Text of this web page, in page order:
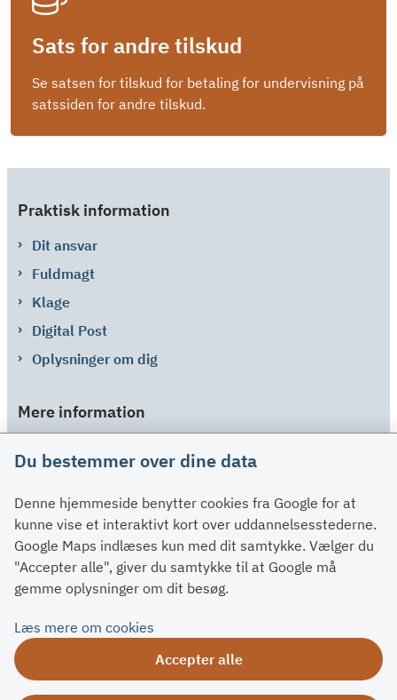
Sats for andre tilskud
Se satsen for tilskud for betaling for undervisning på
satssiden for andre tilskud.
Praktisk information
Dit ansvar
Fuldmagt
Klage
Digital Post
Oplysninger om dig
Mere information
Spørgsmål og svar
Kontakt
Paragraffer
Om su.dk
Du bestemmer over dine data
Denne hjemmeside benytter cookies fra Google for at
kunne vise et interaktivt kort over uddannelsesstederne.
Google Maps indlæses kun med dit samtykke. Vælger du
"Accepter alle", giver du samtykke til at Google må
gemme oplysninger om dit besøg.
Læs mere om cookies
Accepter alle